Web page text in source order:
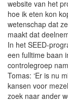
website van het
hoe ik eten kon
wetenschap dat
maakt dat
In het SEED-
een fulltime baan
controlegroep
Tomas: ‘Er is nu
kansen voor
zoek naar ander